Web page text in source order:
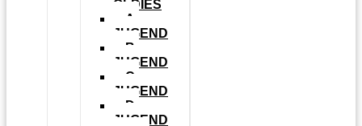
OLDIES
A-
JUGEND
B-
JUGEND
C-
JUGEND
D-
JUGEND